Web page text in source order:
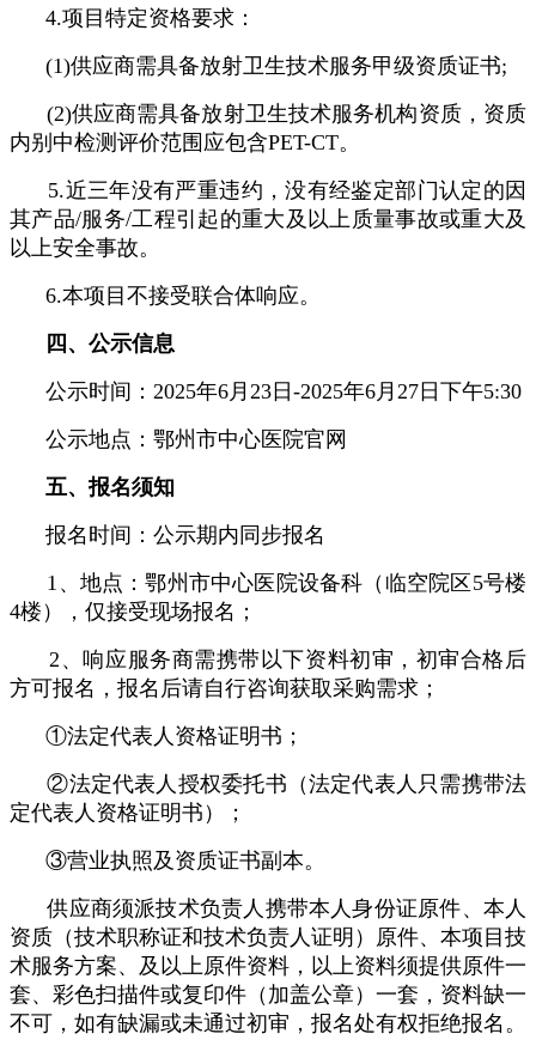
4.项目特定资格要求：
(1)供应商需具备放射卫生技术服务甲级资质证书;
(2)供应商需具备放射卫生技术服务机构资质，资质
内别中检测评价范围应包含PET-CT。
5.近三年没有严重违约，没有经鉴定部门认定的因
其产品/服务/工程引起的重大及以上质量事故或重大及
以上安全事故。
6.本项目不接受联合体响应。
四、公示信息
公示时间：2025年6月23日-2025年6月27日下午5:30
公示地点：鄂州市中心医院官网
五、报名须知
报名时间：公示期内同步报名
1、地点：鄂州市中心医院设备科（临空院区5号楼
4楼），仅接受现场报名；
2、响应服务商需携带以下资料初审，初审合格后
方可报名，报名后请自行咨询获取采购需求；
①法定代表人资格证明书；
②法定代表人授权委托书（法定代表人只需携带法
定代表人资格证明书）；
③营业执照及资质证书副本。
供应商须派技术负责人携带本人身份证原件、本人
资质（技术职称证和技术负责人证明）原件、本项目技
术服务方案、及以上原件资料，以上资料须提供原件一
套、彩色扫描件或复印件（加盖公章）一套，资料缺一
不可，如有缺漏或未通过初审，报名处有权拒绝报名。